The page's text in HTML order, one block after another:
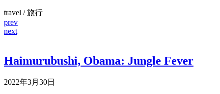
travel / 旅行
prev
next
Haimurubushi, Obama: Jungle Fever
2022年3月30日